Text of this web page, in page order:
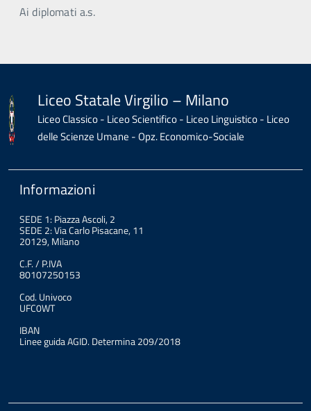
Ai diplomati a.s.
Liceo Statale Virgilio – Milano
Liceo Classico - Liceo Scientifico - Liceo Linguistico - Liceo
delle Scienze Umane - Opz. Economico-Sociale
Informazioni
SEDE 1: Piazza Ascoli, 2
SEDE 2: Via Carlo Pisacane, 11
20129, Milano
C.F. / P.IVA
80107250153
Cod. Univoco
UFC0WT
IBAN
Linee guida AGID. Determina 209/2018